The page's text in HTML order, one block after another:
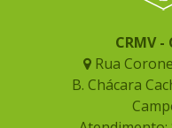
CRMV -
Rua
B. Chácara